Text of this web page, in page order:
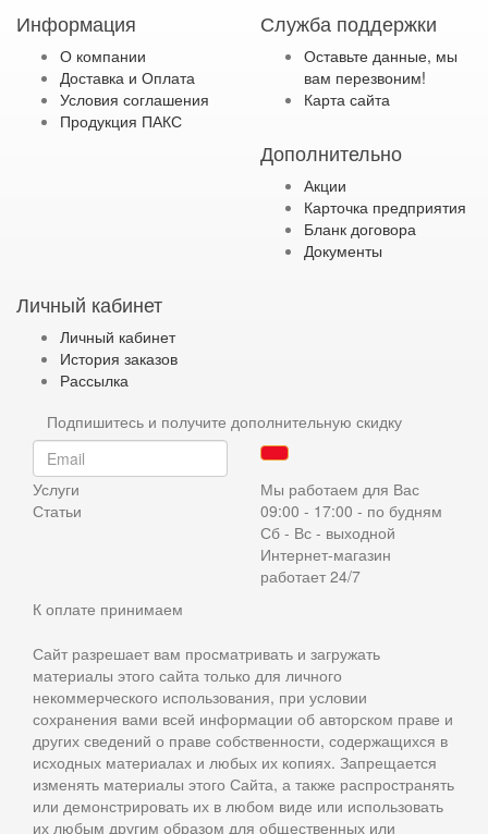
Информация
О компании
Доставка и Оплата
Условия соглашения
Продукция ПАКС
Служба поддержки
Оставьте данные, мы
вам перезвоним!
Карта сайта
Дополнительно
Акции
Карточка предприятия
Бланк договора
Документы
Личный кабинет
Личный кабинет
История заказов
Рассылка
Подпишитесь и получите дополнительную скидку
Услуги
Статьи
Мы работаем для Вас
09:00 - 17:00 - по будням
Сб - Вс - выходной
Интернет-магазин
работает 24/7
К оплате принимаем
Сайт разрешает вам просматривать и загружать
материалы этого сайта только для личного
некоммерческого использования, при условии
сохранения вами всей информации об авторском праве и
других сведений о праве собственности, содержащихся в
исходных материалах и любых их копиях. Запрещается
изменять материалы этого Сайта, а также распространять
или демонстрировать их в любом виде или использовать
их любым другим образом для общественных или